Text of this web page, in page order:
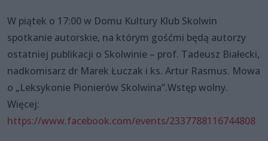
W piątek o 17:00 w Domu Kultury Klub Skolwin
spotkanie autorskie, na którym gośćmi będą autorzy
ostatniej publikacji o Skolwinie – prof. Tadeusz Białecki,
nadkomisarz dr Marek Łuczak i ks. Artur Rasmus. Mowa
o „Leksykonie Pionierów Skolwina”.Wstęp wolny.
Więcej:
https://www.facebook.com/events/2337788116744808